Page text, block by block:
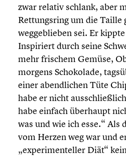
zwar relativ schlank, aber
Rettungs­ring um die Taille
wegge­blie­ben sei. Er
Inspi­riert durch seine
mehr frischem Gemüse,
morgens Schoko­lade,
einer abend­li­chen Tüte
habe er nicht
habe einfach überhaupt
was und wie ich esse.“ Als
vom Herzen weg war und
„experi­men­tel­ler Diät“